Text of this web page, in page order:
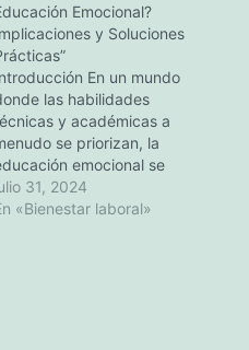
Emocional?
y Soluciones
En un mundo
las habilidades
y académicas a
se priorizan, la
emocional se
por alto. Sin
no invertir en
31, 2024
«Bienestar laboral»